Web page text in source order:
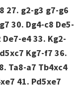
27. g2-g3 g7-g6
30. Dg4-c8 De5-
e4 33. Kg2-
Kg7-f7 36.
Ta8-a7 Tb4xc4
41. Pd5xe7